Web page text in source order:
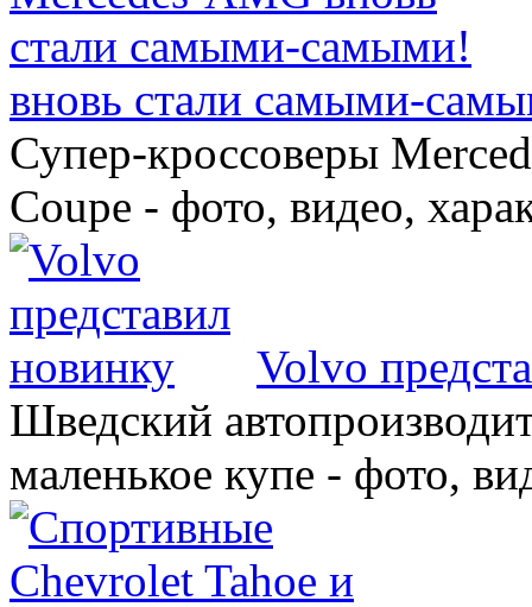
вновь стали самыми-
Супер-кроссоверы
Coupe - фото, видео,
Volvo
Шведский
маленькое купе - фото,